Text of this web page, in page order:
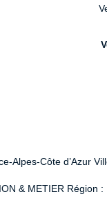
Alpes-Côte d’Azur
& METIER Région